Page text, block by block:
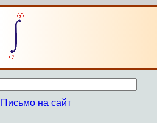
Письмо на сайт